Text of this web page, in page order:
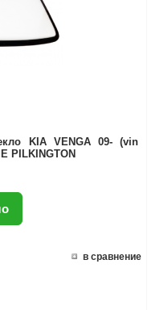
KIA VENGA 09- (vin
PILKINGTON
в сравнение